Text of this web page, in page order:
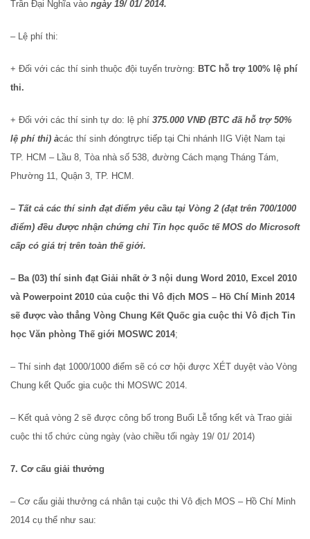
Trần Đại Nghĩa vào ngày 19/ 01/ 2014.
– Lệ phí thi:
+ Đối với các thí sinh thuộc đội tuyển trường: BTC hỗ trợ 100% lệ phí
thi.
+ Đối với các thí sinh tự do: lệ phí 375.000 VNĐ (BTC đã hỗ trợ 50%
lệ phí thi) àcác thí sinh đóngtrực tiếp tại Chi nhánh IIG Việt Nam tại
TP. HCM – Lầu 8, Tòa nhà số 538, đường Cách mạng Tháng Tám,
Phường 11, Quận 3, TP. HCM.
– Tất cả các thí sinh đạt điểm yêu cầu tại Vòng 2 (đạt trên 700/1000
điểm) đều được nhận chứng chỉ Tin học quốc tế MOS do Microsoft
cấp có giá trị trên toàn thế giới.
– Ba (03) thí sinh đạt Giải nhất ở 3 nội dung Word 2010, Excel 2010
và Powerpoint 2010 của cuộc thi Vô địch MOS – Hồ Chí Minh 2014
sẽ được vào thẳng Vòng Chung Kết Quốc gia cuộc thi Vô địch Tin
học Văn phòng Thế giới MOSWC 2014;
– Thí sinh đạt 1000/1000 điểm sẽ có cơ hội được XÉT duyệt vào Vòng
Chung kết Quốc gia cuộc thi MOSWC 2014.
– Kết quả vòng 2 sẽ được công bố trong Buổi Lễ tổng kết và Trao giải
cuộc thi tổ chức cùng ngày (vào chiều tối ngày 19/ 01/ 2014)
7. Cơ cấu giải thưởng
– Cơ cấu giải thưởng cá nhân tại cuộc thi Vô địch MOS – Hồ Chí Minh
2014 cụ thể như sau: